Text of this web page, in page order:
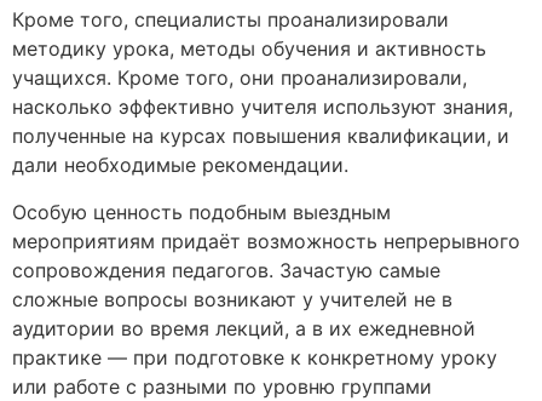
Кроме того, специалисты проанализировали
методику урока, методы обучения и активность
учащихся. Кроме того, они проанализировали,
насколько эффективно учителя используют знания,
полученные на курсах повышения квалификации, и
дали необходимые рекомендации.
Особую ценность подобным выездным
мероприятиям придаёт возможность непрерывного
сопровождения педагогов. Зачастую самые
сложные вопросы возникают у учителей не в
аудитории во время лекций, а в их ежедневной
практике — при подготовке к конкретному уроку
или работе с разными по уровню группами